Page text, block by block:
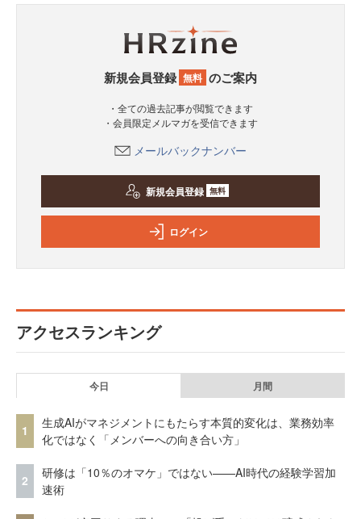
新規会員登録 無料 のご案内
・全ての過去記事が閲覧できます
・会員限定メルマガを受信できます
メールバックナンバー
新規会員登録 無料
ログイン
アクセスランキング
今日 月間
1
生成AIがマネジメントにもたらす本質的変化は、業務効率
化ではなく「メンバーへの向き合い方」
2
研修は「10％のオマケ」ではない——AI時代の経験学習加
速術